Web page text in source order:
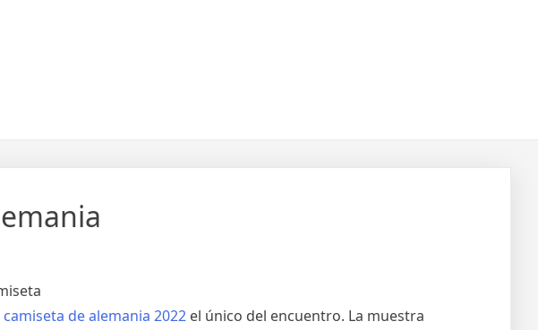
camiseta de alemania 2022 el único del encuentro. La muestra